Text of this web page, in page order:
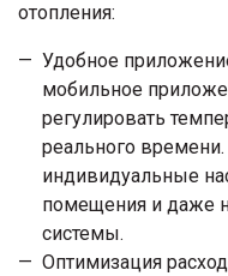
отопления:
Удобное
мобильное
регулировать
реального
индивидуальные
помещения и даже
системы.
Оптимизация